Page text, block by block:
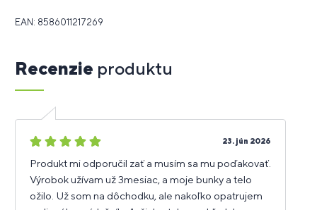
EAN: 8586011217269
Recenzie produktu
5
23. jún 2026
Produkt mi odporučil zať a musím sa mu poďakovať.
Výrobok užívam už 3mesiac, a moje bunky a telo
ožilo. Už som na dôchodku, ale nakoľko opatrujem